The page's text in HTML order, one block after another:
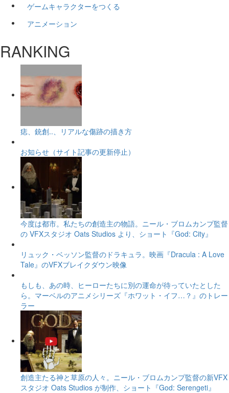
ゲームキャラクターをつくる
アニメーション
RANKING
痣、銃創..、リアルな傷跡の描き方
お知らせ（サイト記事の更新停止）
今度は都市。私たちの創造主の物語。ニール・ブロムカンプ監督
の VFXスタジオ Oats Studios より、ショート『God: City』
リュック・ベッソン監督のドラキュラ。映画『Dracula : A Love
Tale』のVFXブレイクダウン映像
もしも、あの時、ヒーローたちに別の運命が待っていたとした
ら。マーベルのアニメシリーズ『ホワット・イフ…？』のトレー
ラー
創造主たる神と草原の人々。ニール・ブロムカンプ監督の新VFX
スタジオ Oats Studios が制作、ショート『God: Serengeti』